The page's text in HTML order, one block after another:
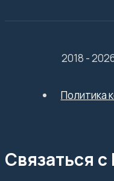
2018 -
Политика
Связаться